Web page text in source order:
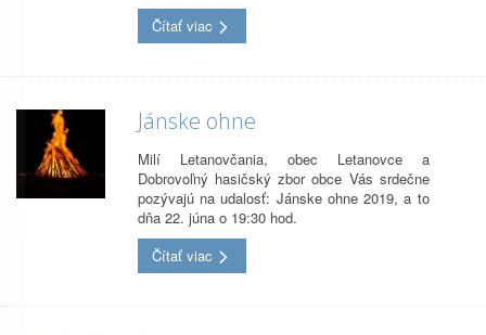
Čítať viac
Jánske ohne
Milí Letanovčania, obec Letanovce a
Dobrovoľný hasičský zbor obce Vás srdečne
pozývajú na udalosť: Jánske ohne 2019, a to
dňa 22. júna o 19:30 hod.
Čítať viac